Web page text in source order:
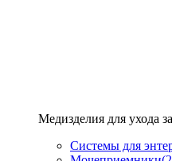
Медизделия для ухода
Системы для